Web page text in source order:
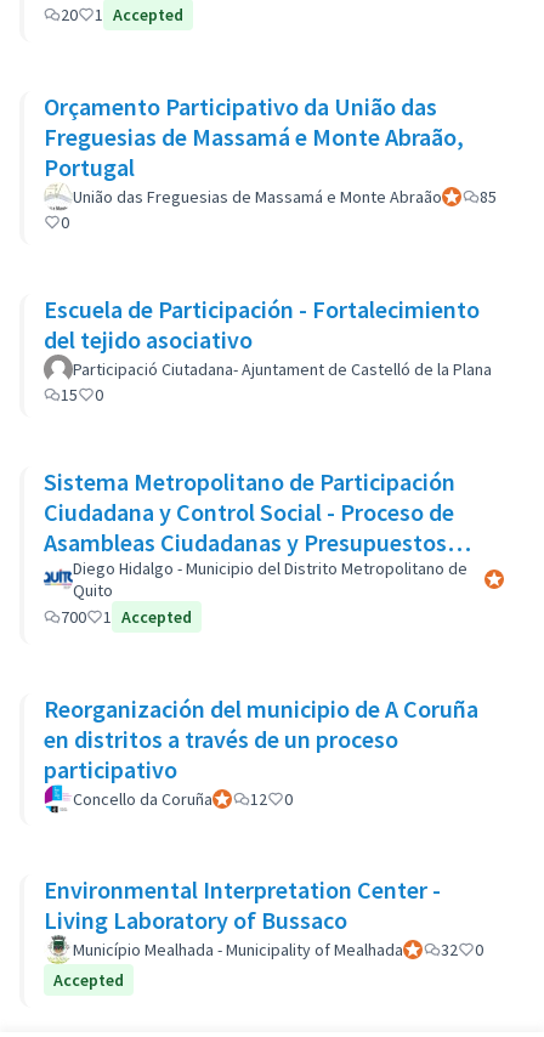
20
1 Accepted
Orçamento Participativo da União das
Freguesias de Massamá e Monte Abraão,
Portugal
União das Freguesias de Massamá e Monte AbraãoParticipant
85
0
Escuela de Participación - Fortalecimiento
del tejido asociativo
Participació Ciutadana- Ajuntament de Castelló de la Plana
15
0
Sistema Metropolitano de Participación
Ciudadana y Control Social - Proceso de
Asambleas Ciudadanas y Presupuestos
Participativos
Diego Hidalgo - Municipio del Distrito Metropolitano de
Quito
700
1 Accepted
Reorganización del municipio de A Coruña
en distritos a través de un proceso
participativo
Concello da CoruñaParticipant officiel
12 0
Environmental Interpretation Center -
Living Laboratory of Bussaco
Município Mealhada - Municipality of MealhadaParticipant officiel
32
0
Accepted